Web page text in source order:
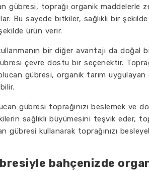
gübresi, toprağı organik maddelerle
Bu sayede bitkiler, sağlıklı bir
ürün verir.
bir diğer avantajı da doğal
çevre dostu bir seçenektir.
gübresi, organik tarım
gübresi toprağınızı beslemek ve
sağlıklı büyümesini teşvik eder,
gübresi kullanarak toprağınızı
bahçenizde